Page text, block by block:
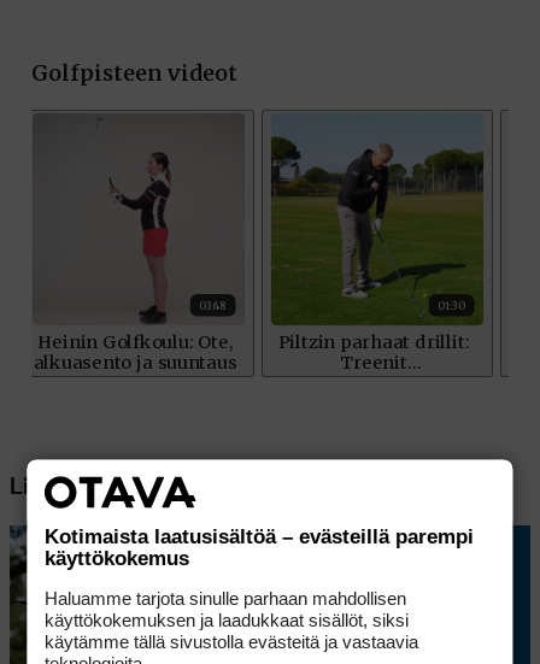
Lisää aiheesta
Kotimaista laatusisältöä – evästeillä parempi
käyttökokemus
Haluamme tarjota sinulle parhaan mahdollisen
käyttökokemuksen ja laadukkaat sisällöt, siksi
käytämme tällä sivustolla evästeitä ja vastaavia